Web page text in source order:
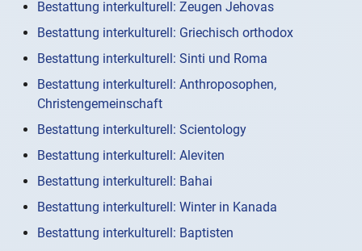
Bestattung interkulturell: Zeugen Jehovas
Bestattung interkulturell: Griechisch orthodox
Bestattung interkulturell: Sinti und Roma
Bestattung interkulturell: Anthroposophen,
Christengemeinschaft
Bestattung interkulturell: Scientology
Bestattung interkulturell: Aleviten
Bestattung interkulturell: Bahai
Bestattung interkulturell: Winter in Kanada
Bestattung interkulturell: Baptisten